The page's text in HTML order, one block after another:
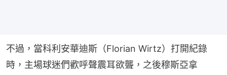
不過，當科利安華迪斯（Florian Wirtz）打開紀錄
時，主場球迷們歡呼聲震耳欲聾，之後穆斯亞拿